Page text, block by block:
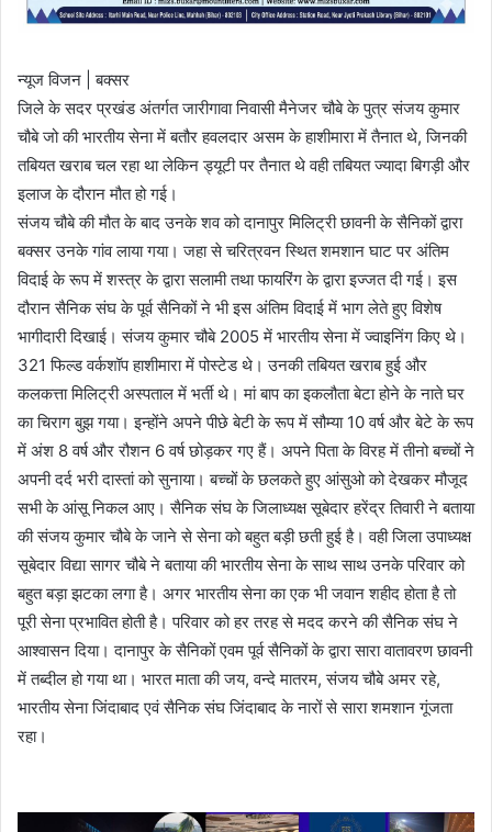
न्यूज विजन | बक्सर
जिले के सदर प्रखंड अंतर्गत जारीगावा निवासी मैनेजर चौबे के पुत्र संजय कुमार
चौबे जो की भारतीय सेना में बतौर हवलदार असम के हाशीमारा में तैनात थे, जिनकी
तबियत खराब चल रहा था लेकिन ड्यूटी पर तैनात थे वही तबियत ज्यादा बिगड़ी और
इलाज के दौरान मौत हो गई।
संजय चौबे की मौत के बाद उनके शव को दानापुर मिलिट्री छावनी के सैनिकों द्वारा
बक्सर उनके गांव लाया गया। जहा से चरित्रवन स्थित शमशान घाट पर अंतिम
विदाई के रूप में शस्त्र के द्वारा सलामी तथा फायरिंग के द्वारा इज्जत दी गई। इस
दौरान सैनिक संघ के पूर्व सैनिकों ने भी इस अंतिम विदाई में भाग लेते हुए विशेष
भागीदारी दिखाई। संजय कुमार चौबे 2005 में भारतीय सेना में ज्वाइनिंग किए थे।
321 फिल्ड वर्कशॉप हाशीमारा में पोस्टेड थे। उनकी तबियत खराब हुई और
कलकत्ता मिलिट्री अस्पताल में भर्ती थे। मां बाप का इकलौता बेटा होने के नाते घर
का चिराग बुझ गया। इन्होंने अपने पीछे बेटी के रूप में सौम्या 10 वर्ष और बेटे के रूप
में अंश 8 वर्ष और रौशन 6 वर्ष छोड़कर गए हैं। अपने पिता के विरह में तीनो बच्चों ने
अपनी दर्द भरी दास्तां को सुनाया। बच्चों के छलकते हुए आंसुओ को देखकर मौजूद
सभी के आंसू निकल आए। सैनिक संघ के जिलाध्यक्ष सूबेदार हरेंद्र तिवारी ने बताया
की संजय कुमार चौबे के जाने से सेना को बहुत बड़ी छती हुई है। वही जिला उपाध्यक्ष
सूबेदार विद्या सागर चौबे ने बताया की भारतीय सेना के साथ साथ उनके परिवार को
बहुत बड़ा झटका लगा है। अगर भारतीय सेना का एक भी जवान शहीद होता है तो
पूरी सेना प्रभावित होती है। परिवार को हर तरह से मदद करने की सैनिक संघ ने
आश्वासन दिया। दानापुर के सैनिकों एवम पूर्व सैनिकों के द्वारा सारा वातावरण छावनी
में तब्दील हो गया था। भारत माता की जय, वन्दे मातरम, संजय चौबे अमर रहे,
भारतीय सेना जिंदाबाद एवं सैनिक संघ जिंदाबाद के नारों से सारा शमशान गूंजता
रहा।